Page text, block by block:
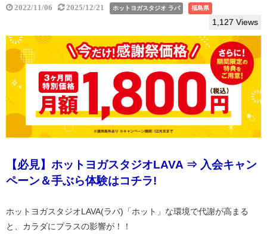
2022/11/06 2025/12/21 ホットヨガスタジオ ラバ 福島県
1,127 Views
【必見】ホットヨガスタジオLAVA ⇒ 入会キャン
ペーン＆手ぶら体験はコチラ!
ホットヨガスタジオLAVA(ラバ)「ホット」な環境で代謝が高まる
と、カラダにプラスの影響が！！